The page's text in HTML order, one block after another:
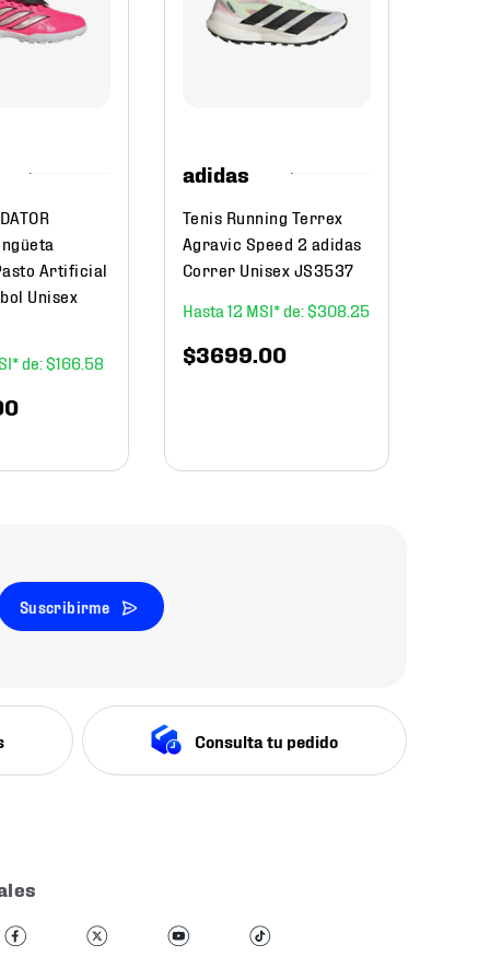
Artificial
Unisex
$166 58
adidas
Tenis Running Terrex
Agravic Speed 2 adidas
Correr Unisex JS3537
12
$308 25
$3699.00
Suscribirme
Consulta tu pedido